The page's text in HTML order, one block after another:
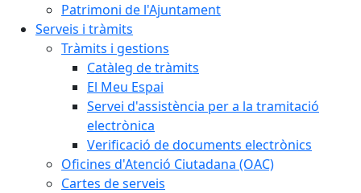
Patrimoni de l'Ajuntament
Serveis i tràmits
Tràmits i gestions
Catàleg de tràmits
El Meu Espai
Servei d'assistència per a la tramitació
electrònica
Verificació de documents electrònics
Oficines d'Atenció Ciutadana (OAC)
Cartes de serveis